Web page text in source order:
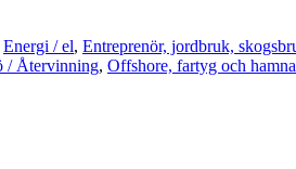
Energi / el, Entreprenör, jordbruk,
/ Återvinning, Offshore, fartyg och